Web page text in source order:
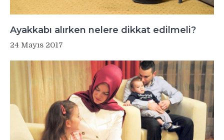
Ayakkabı alırken nelere dikkat edilmeli?
24 Mayıs 2017